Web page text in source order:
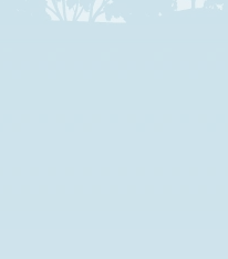
avant le 18 mai 2020, 50%